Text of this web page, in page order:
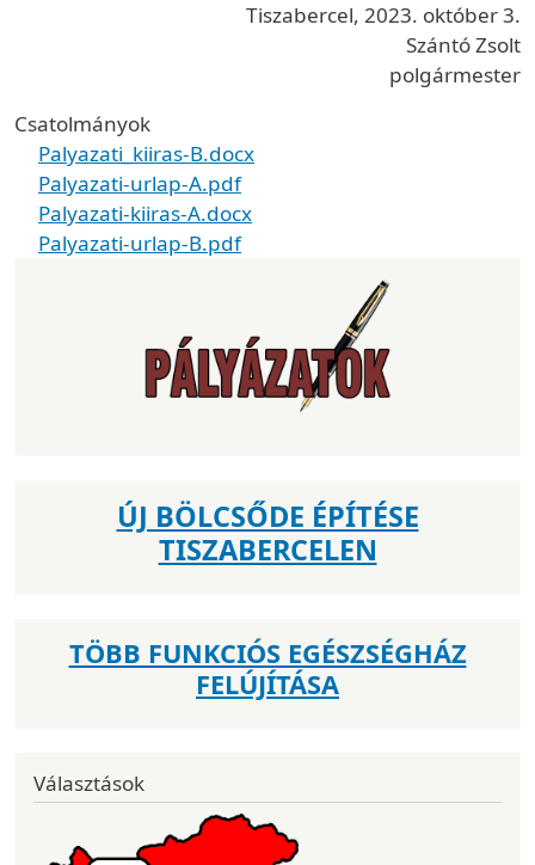
Tiszabercel, 2023. október 3.
Szántó Zsolt
polgármester
Csatolmányok
Palyazati_kiiras-B.docx
Palyazati-urlap-A.pdf
Palyazati-kiiras-A.docx
Palyazati-urlap-B.pdf
ÚJ BÖLCSŐDE ÉPÍTÉSE
TISZABERCELEN
TÖBB FUNKCIÓS EGÉSZSÉGHÁZ
FELÚJÍTÁSA
Választások